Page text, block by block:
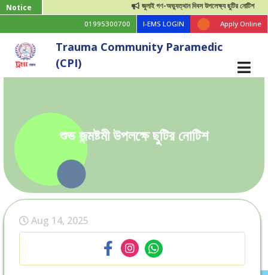
Notice জুলাই গণ-অভ্যুত্থান দিবস উপলেক্ষ্য ছুটির নোটিশ
01995300700 I-EMS LOGIN Apply Online
Trauma Community Paramedic
(CPI)
শুভ জন্মষ্টমী উপলক্ষে ছুটির নোটিশ
Aug 14, 2025